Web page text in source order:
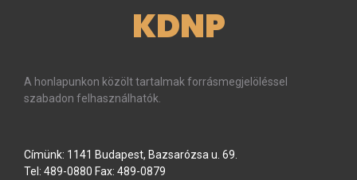
KDNP
A honlapunkon közölt tartalmak forrásmegjelöléssel
szabadon felhasználhatók.
Címünk: 1141 Budapest, Bazsarózsa u. 69.
Tel: 489-0880 Fax: 489-0879